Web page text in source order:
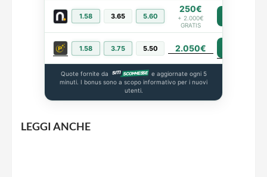
1.58 3.65 5.60
250€
+ 2.000€
GRATIS
1.58 3.75 5.50 2.050€
Quote fornite da
e aggiornate ogni 5
minuti. I bonus sono a scopo informativo per i nuovi
utenti.
LEGGI ANCHE